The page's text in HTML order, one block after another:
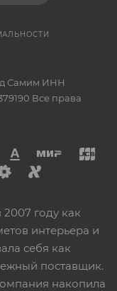
Самим ИНН
Все права
году как
интерьера и
себя как
поставщик.
накопила